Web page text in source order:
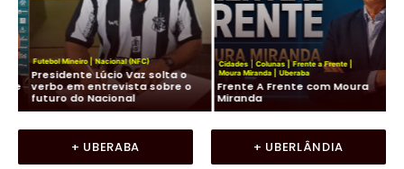
Futebol Mineiro| Nacional (NFC)
Presidente Lúcio Vaz solta o
verbo em entrevista sobre o
futuro do Nacional
Cidades| Colunas| Frente a Frente|
Moura Miranda| Uberaba
Frente A Frente com Moura
Miranda
+ UBERABA + UBERLÂNDIA